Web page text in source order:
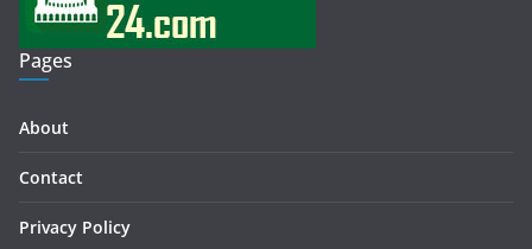
Pages
About
Contact
Privacy Policy